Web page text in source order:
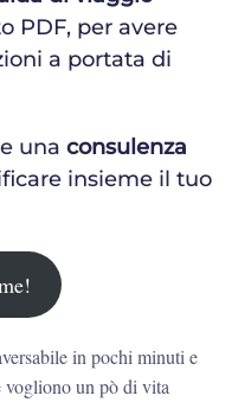
PDF, per avere
a portata di
una consulenza
insieme il tuo
in pochi minuti e
vogliono un pò di vita